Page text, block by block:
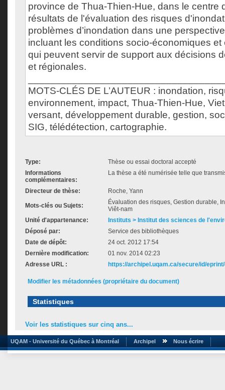
province de Thua-Thien-Hue, dans le centre
résultats de l'évaluation des risques
problèmes d’inondation dans une
incluant les conditions socio-économiques
qui peuvent servir de support aux décisions
et régionales.
MOTS-CLÉS DE L’AUTEUR : inondation,
environnement, impact, Thua-Thien-Hue,
versant, développement durable, gestion,
SIG, télédétection, cartographie.
Type:
Thèse ou essai doctoral accepté
Informations
complémentaires:
La thèse a été numérisée telle que
Directeur de thèse: Roche, Yann
Mots-clés ou Sujets:
Évaluation des risques, Gestion durable,
Viêt-nam
Unité d'appartenance:
Instituts > Institut des sciences de
Déposé par:
Service des bibliothèques
Date de dépôt:
24 oct. 2012 17:54
Dernière modification:
01 nov. 2014 02:23
Adresse URL :
https://archipel.uqam.ca/secure/id/
Modifier les métadonnées (propriétaire du document)
Statistiques
Voir les statistiques sur cinq ans...
UQAM - Université du Québec à Montréal Archipel Nous écrire